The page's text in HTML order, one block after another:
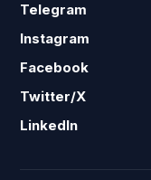
Telegram
Instagram
Facebook
Twitter/X
LinkedIn